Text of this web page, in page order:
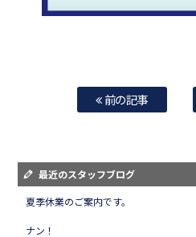
前の記事
最近のスタッフブログ
夏季休業のご案内です。
ナン！